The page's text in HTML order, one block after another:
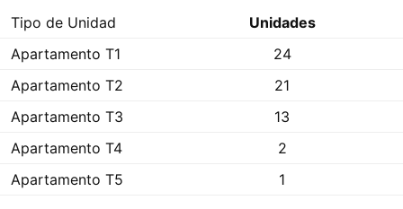
Tipo de Unidad
Unidades
Apartamento T1
24
Apartamento T2
21
Apartamento T3
13
Apartamento T4
2
Apartamento T5
1